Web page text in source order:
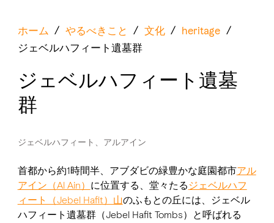
ホーム / やるべきこと / 文化 / heritage /
ジェベルハフィート遺墓群
ジェベルハフィート遺墓
群
ジェベルハフィート、アルアイン
首都から約1時間半、アブダビの緑豊かな庭園都市アル
アイン（Al Ain） に位置する、堂々たる ジェベルハフ
ィート（Jebel Hafit）山のふもとの丘には、ジェベル
ハフィート遺墓群（Jebel Hafit Tombs）と呼ばれる